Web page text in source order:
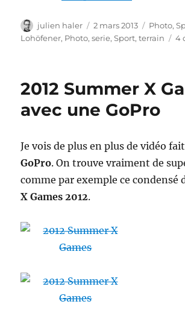
Auteur
julien haler
Publié
le
2 mars 2013 Photo,
Lohöfener, Photo,serie,Sport,terrain 4
2012 Summer X
avec une GoPro
Je vois de plus en plus de vidéo
GoPro. On trouve vraiment de
comme par exemple ce condensé
X Games 2012.